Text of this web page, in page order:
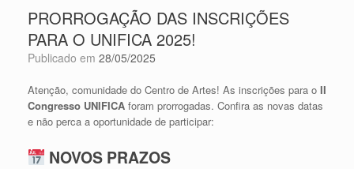
PRORROGAÇÃO DAS INSCRIÇÕES
PARA O UNIFICA 2025!
Publicado em 28/05/2025
Atenção, comunidade do Centro de Artes! As inscrições para o II
Congresso UNIFICA foram prorrogadas. Confira as novas datas
e não perca a oportunidade de participar:
NOVOS PRAZOS